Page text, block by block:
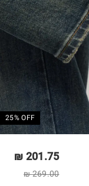
25% OFF
201.75 ₪
269.00 ₪